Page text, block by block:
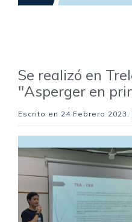
Se realizó en
"Asperger en
Escrito en 24 Febrero 2023 .